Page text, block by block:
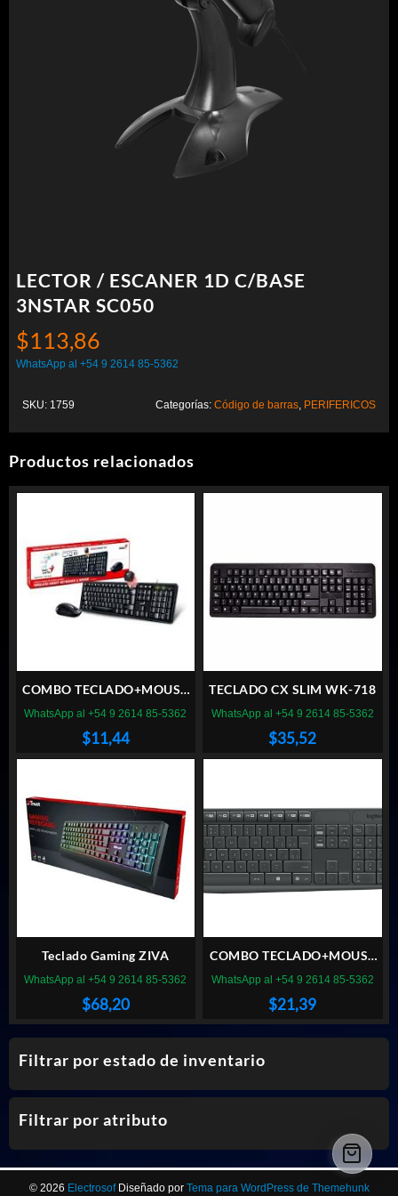
Filtrar por estado de inventario
Filtrar por atributo
LECTOR / ESCANER 1D C/BASE
3NSTAR SC050
$113,86
WhatsApp al +54 9 2614 85-5362
SKU: 1759 Categorías: Código de barras PERIFERICOS
Productos relacionados
COMBO TECLADO+MOUSE
GENIUS SMART KM-160 BLK
$11,44
WhatsApp al +54 9 2614 85-5362
TECLADO CX SLIM WK-718
$35,52
WhatsApp al +54 9 2614 85-5362
Teclado Gaming ZIVA
$68,20
WhatsApp al +54 9 2614 85-5362
COMBO TECLADO+MOUSE
LOGITECH MK235
$21,39
WhatsApp al +54 9 2614 85-5362
© 2026 Electrosof Diseñado por Tema para WordPress de Themehunk